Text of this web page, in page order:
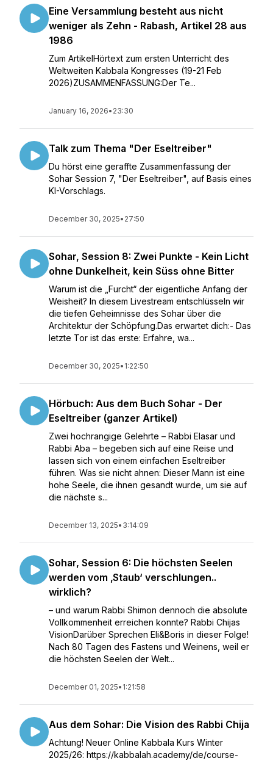
Eine Versammlung besteht aus nicht
weniger als Zehn - Rabash, Artikel 28 aus
1986
Zum ArtikelHörtext zum ersten Unterricht des
Weltweiten Kabbala Kongresses (19-21 Feb
2026)ZUSAMMENFASSUNG:Der Te...
January 16, 2026• 23:30
Talk zum Thema "Der Eseltreiber"
Du hörst eine geraffte Zusammenfassung der
Sohar Session 7, "Der Eseltreiber", auf Basis eines
KI-Vorschlags.
December 30, 2025• 27:50
Sohar, Session 8: Zwei Punkte - Kein Licht
ohne Dunkelheit, kein Süss ohne Bitter
Warum ist die „Furcht“ der eigentliche Anfang der
Weisheit? In diesem Livestream entschlüsseln wir
die tiefen Geheimnisse des Sohar über die
Architektur der Schöpfung.Das erwartet dich:- Das
letzte Tor ist das erste: Erfahre, wa...
December 30, 2025• 1:22:50
Hörbuch: Aus dem Buch Sohar - Der
Eseltreiber (ganzer Artikel)
Zwei hochrangige Gelehrte – Rabbi Elasar und
Rabbi Aba – begeben sich auf eine Reise und
lassen sich von einem einfachen Eseltreiber
führen. Was sie nicht ahnen: Dieser Mann ist eine
hohe Seele, die ihnen gesandt wurde, um sie auf
die nächste s...
December 13, 2025• 3:14:09
Sohar, Session 6: Die höchsten Seelen
werden vom ‚Staub‘ verschlungen..
wirklich?
– und warum Rabbi Shimon dennoch die absolute
Vollkommenheit erreichen konnte? Rabbi Chijas
VisionDarüber Sprechen Eli&Boris in dieser Folge!
Nach 80 Tagen des Fastens und Weinens, weil er
die höchsten Seelen der Welt...
December 01, 2025• 1:21:58
Aus dem Sohar: Die Vision des Rabbi Chija
Achtung! Neuer Online Kabbala Kurs Winter
2025/26: https://kabbalah.academy/de/course-